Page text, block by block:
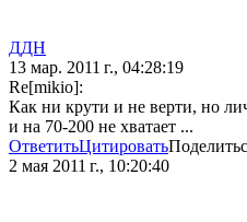
ДДН
13 мар. 2011 г., 04:28:19
Re[mikio]:
Как ни крути и не верти, но
и на 70-200 не хватает ...
ОтветитьЦитировать
2 мая 2011 г., 10:20:40